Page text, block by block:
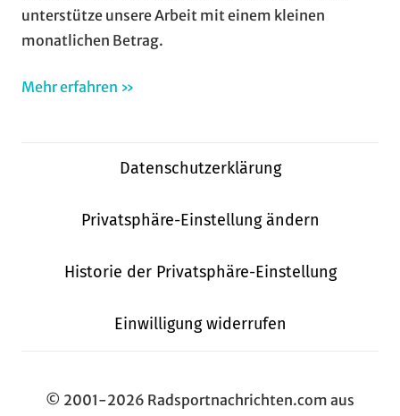
unterstütze unsere Arbeit mit einem kleinen
monatlichen Betrag.
Mehr erfahren »
Datenschutzerklärung
Privatsphäre-Einstellung ändern
Historie der Privatsphäre-Einstellung
Einwilligung widerrufen
© 2001-2026 Radsportnachrichten.com aus